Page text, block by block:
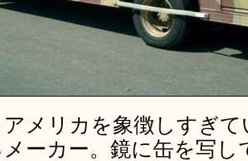
メリカを象徴しすぎ
ーカー。鏡に缶を写し